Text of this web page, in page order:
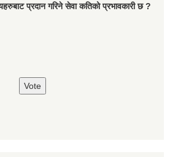
प्रदान गरिने सेवा कतिको प्रभावकारी छ ?